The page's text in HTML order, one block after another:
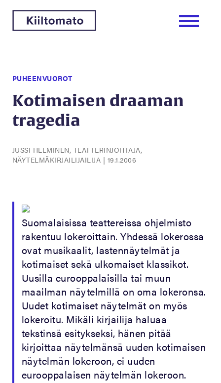
PUHEENVUOROT
Kotimaisen draaman
tragedia
JUSSI HELMINEN, TEATTERINJOHTAJA,
NÄYTELMÄKIRJAILIJAILIJA | 19.1.2006
Suomalaisissa teattereissa ohjelmisto
rakentuu lokeroittain. Yhdessä lokerossa
ovat musikaalit, lastennäytelmät ja
kotimaiset sekä ulkomaiset klassikot.
Uusilla eurooppalaisilla tai muun
maailman näytelmillä on oma lokeronsa.
Uudet kotimaiset näytelmät on myös
lokeroitu. Mikäli kirjailija haluaa
tekstinsä esitykseksi, hänen pitää
kirjoittaa näytelmänsä uuden kotimaisen
näytelmän lokeroon, ei uuden
eurooppalaisen näytelmän lokeroon.